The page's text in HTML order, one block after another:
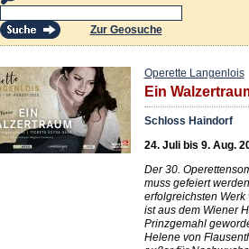
Zur Geosuche
Operette Langenlois
Ein
Schloss Haindorf
24. Juli bis 9. Aug.
Der 30.
muss gefeiert
erfolgreichsten Werk
ist aus dem Wiener
Prinzgemahl
Helene von